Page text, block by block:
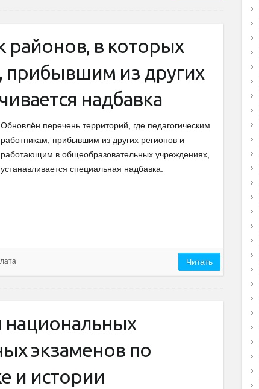
районов, в которых
прибывшим из других
надбавка
Обновлён перечень территорий, где педагогическим
работникам, прибывшим из других регионов и
работающим в общеобразовательных учреждениях,
устанавливается специальная надбавка.
Читать
экзаменов по
и истории